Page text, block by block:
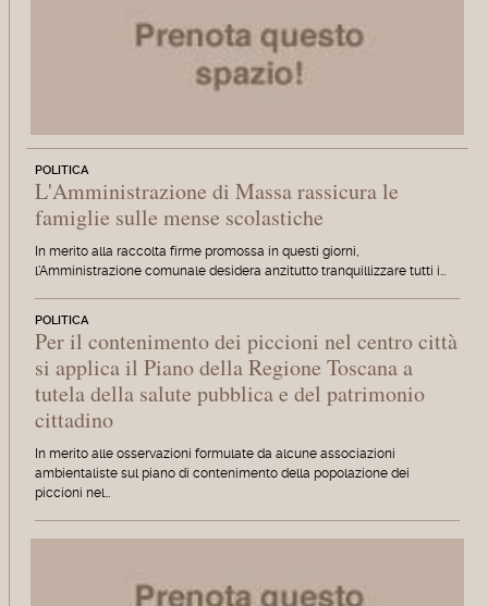
POLITICA
L'Amministrazione di Massa rassicura le
famiglie sulle mense scolastiche
In merito alla raccolta firme promossa in questi giorni,
l'Amministrazione comunale desidera anzitutto tranquillizzare tutti i…
POLITICA
Per il contenimento dei piccioni nel centro città
si applica il Piano della Regione Toscana a
tutela della salute pubblica e del patrimonio
cittadino
In merito alle osservazioni formulate da alcune associazioni
ambientaliste sul piano di contenimento della popolazione dei
piccioni nel…